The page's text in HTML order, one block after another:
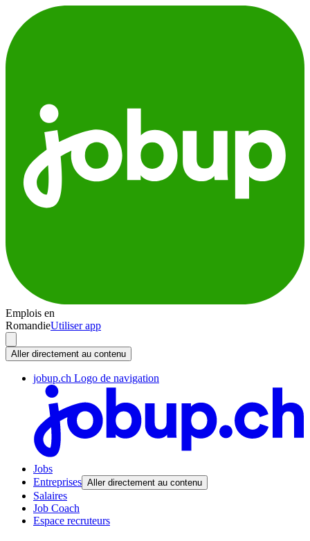
Emplois en
RomandieUtiliser app
Aller directement au contenu
jobup.ch Logo de navigation
Jobs
Entreprises Aller directement au contenu
Salaires
Job Coach
Espace recruteurs